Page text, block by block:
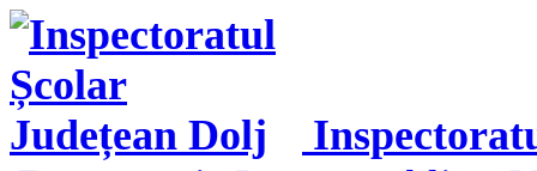
Mergi la conţinutul principal